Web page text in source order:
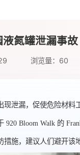
氮罐泄漏事故
浏览量： 60
泄漏，促使危险材料
Bloom Walk 的
施，建议人们避开该地